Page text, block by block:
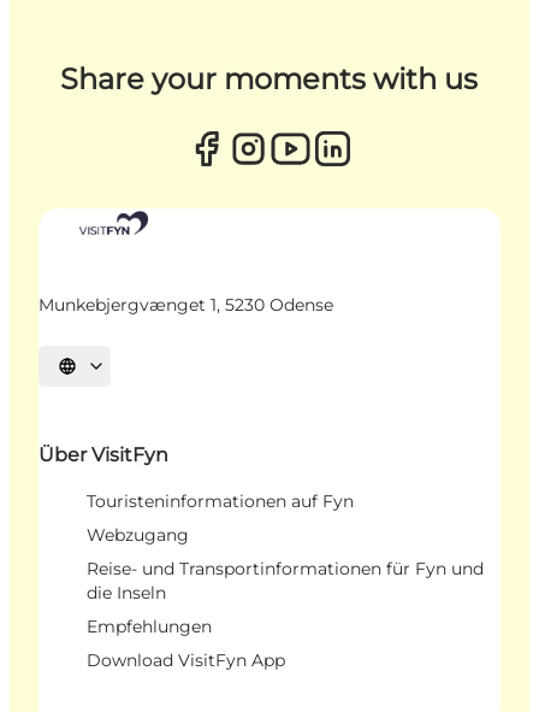
Share your moments with us
Munkebjergvænget 1, 5230 Odense
Sprache auswählen
Über VisitFyn
Touristeninformationen auf Fyn
Webzugang
Reise- und Transportinformationen für Fyn und
die Inseln
Empfehlungen
Download VisitFyn App